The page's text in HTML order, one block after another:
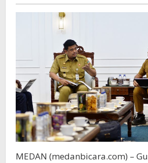
ke
Bicara
MEDAN (medanbicara.com) –